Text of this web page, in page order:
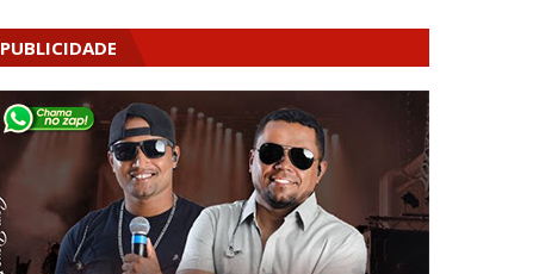
PUBLICIDADE